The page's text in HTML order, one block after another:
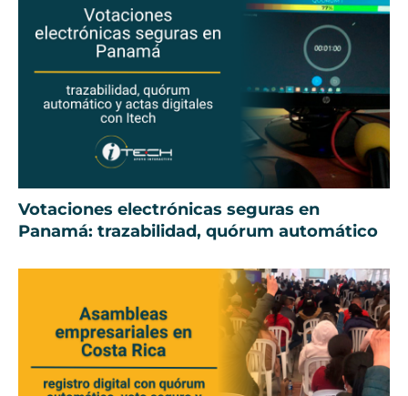
Votaciones electrónicas seguras en
Panamá: trazabilidad, quórum automático